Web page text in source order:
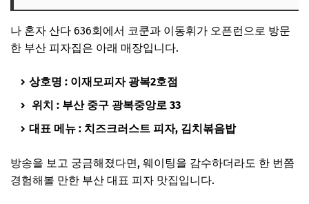
나 혼자 산다 636회에서 코쿤과 이동휘가 오픈런으로 방문
한 부산 피자집은 아래 매장입니다.
상호명 : 이재모피자 광복2호점
위치 : 부산 중구 광복중앙로 33
대표 메뉴 : 치즈크러스트 피자, 김치볶음밥
방송을 보고 궁금해졌다면, 웨이팅을 감수하더라도 한 번쯤
경험해볼 만한 부산 대표 피자 맛집입니다.